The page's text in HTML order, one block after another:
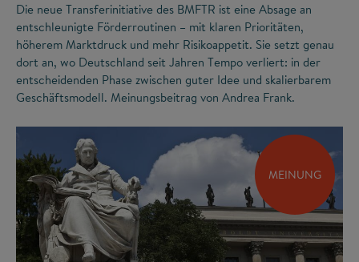
Die neue Transferinitiative des BMFTR ist eine Absage an
entschleunigte Förderroutinen – mit klaren Prioritäten,
höherem Marktdruck und mehr Risikoappetit. Sie setzt genau
dort an, wo Deutschland seit Jahren Tempo verliert: in der
entscheidenden Phase zwischen guter Idee und skalierbarem
Geschäftsmodell. Meinungsbeitrag von Andrea Frank.
MEINUNG